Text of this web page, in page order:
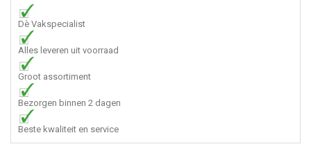
Dè Vakspecialist
Alles leveren uit voorraad
Groot assortiment
Bezorgen binnen 2 dagen
Beste kwaliteit en service